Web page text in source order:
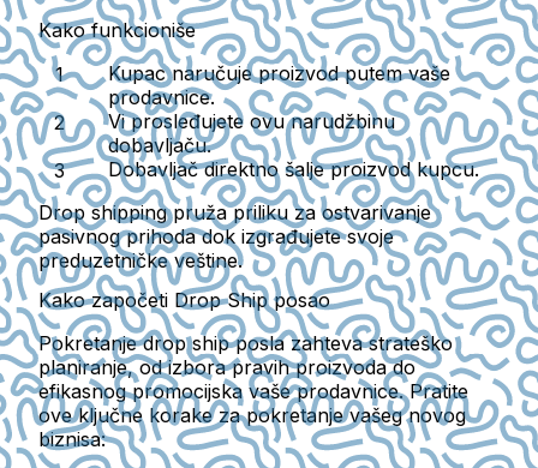
Kako funkcioniše
Kupac naručuje proizvod putem vaše
prodavnice.
Vi prosleđujete ovu narudžbinu
dobavljaču.
Dobavljač direktno šalje proizvod kupcu.
Drop shipping pruža priliku za ostvarivanje
pasivnog prihoda dok izgrađujete svoje
preduzetničke veštine.
Kako započeti Drop Ship posao
Pokretanje drop ship posla zahteva strateško
planiranje, od izbora pravih proizvoda do
efikasnog promocijska vaše prodavnice. Pratite
ove ključne korake za pokretanje vašeg novog
biznisa: